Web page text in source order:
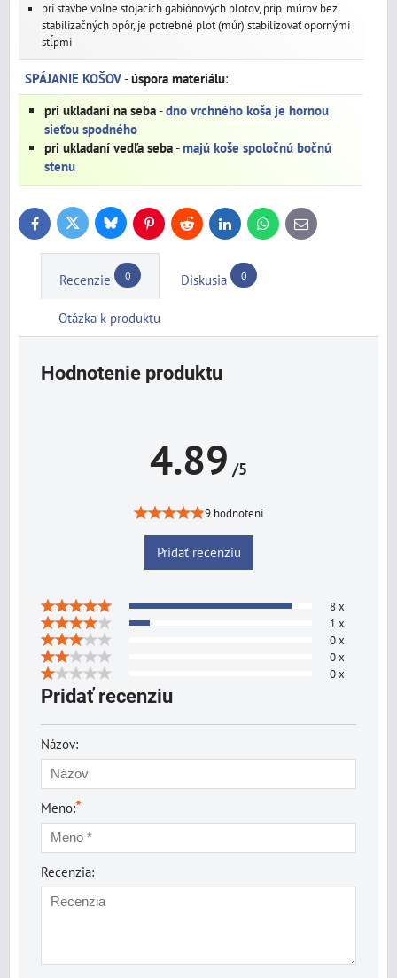
pri stavbe voľne stojacich gabiónových plotov, príp. múrov bez
stabilizačných opôr, je potrebné plot (múr) stabilizovať opornými
stĺpmi
SPÁJANIE KOŠOV-úspora materiálu:
pri ukladaní na seba-dno vrchného koša je hornou
sieťou spodného
pri ukladaní vedľa seba-majú koše spoločnú bočnú
stenu
FacebookTwitter BlueskyPinterestReddit LinkedInWhatsApp
E-
mail
Recenzie 0 Diskusia 0
Otázka k produktu
Hodnotenie produktu
4.89 /5
9 hodnotení
Pridať recenziu
8 x
1 x
0 x
0 x
0 x
Pridať recenziu
Názov:
Meno:*
Recenzia: